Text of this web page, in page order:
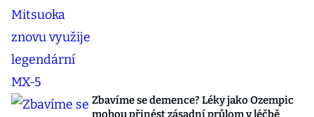
Zbavíme se demence? Léky jako Ozempic
mohou přinést zásadní průlom v léčbě